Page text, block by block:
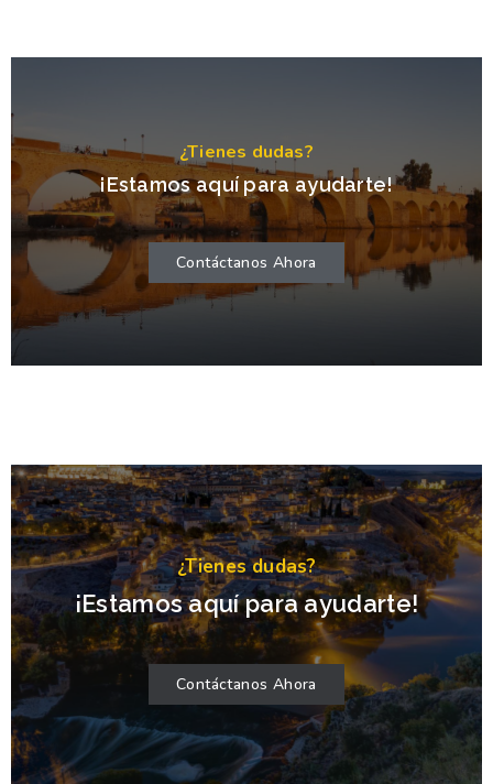
¿Tienes dudas?
¡Estamos aquí para ayudarte!
Contáctanos Ahora
¿Tienes dudas?
¡Estamos aquí para ayudarte!
Contáctanos Ahora